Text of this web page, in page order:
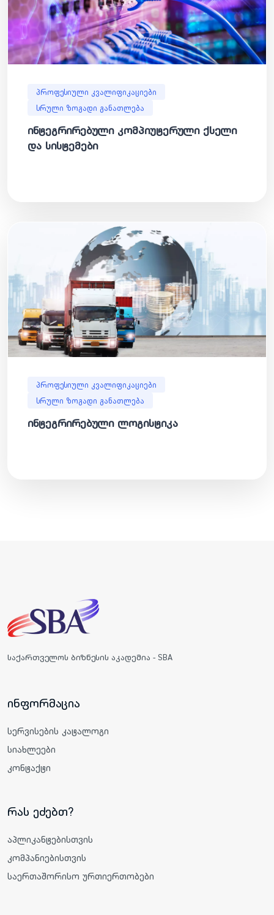
პროფესიული კვალიფიკაციები
სრული ზოგადი განათლება
ინტეგრირებული კომპიუტერული ქსელი
და სისტემები
პროფესიული კვალიფიკაციები
სრული ზოგადი განათლება
ინტეგრირებული ლოგისტიკა
საქართველოს ბიზნესის აკადემია - SBA
ინფორმაცია
სერვისების კატალოგი
სიახლეები
კონტაქტი
რას ეძებთ?
აპლიკანტებისთვის
კომპანიებისთვის
საერთაშორისო ურთიერთობები